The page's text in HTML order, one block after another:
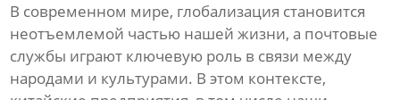
В современном мире, глобализация становится
неотъемлемой частью нашей жизни, а почтовые
службы играют ключевую роль в связи между
народами и культурами. В этом контексте,